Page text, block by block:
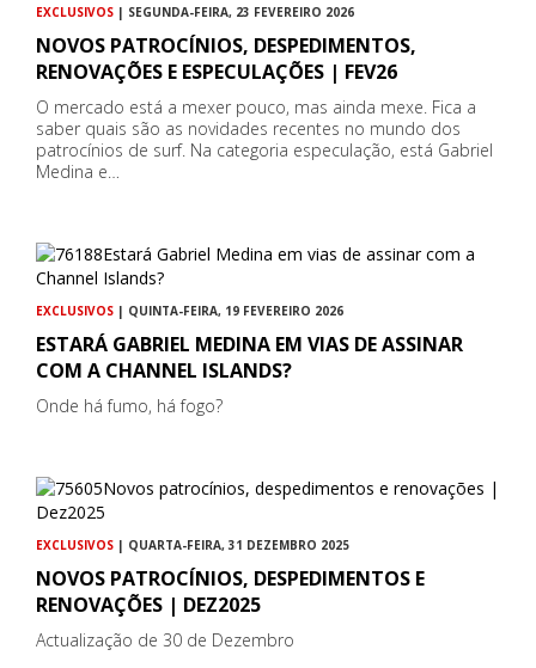
EXCLUSIVOS | SEGUNDA-FEIRA, 23 FEVEREIRO 2026
NOVOS PATROCÍNIOS, DESPEDIMENTOS,
RENOVAÇÕES E ESPECULAÇÕES | FEV26
O mercado está a mexer pouco, mas ainda mexe. Fica a
saber quais são as novidades recentes no mundo dos
patrocínios de surf. Na categoria especulação, está Gabriel
Medina e…
EXCLUSIVOS | QUINTA-FEIRA, 19 FEVEREIRO 2026
ESTARÁ GABRIEL MEDINA EM VIAS DE ASSINAR
COM A CHANNEL ISLANDS?
Onde há fumo, há fogo?
EXCLUSIVOS | QUARTA-FEIRA, 31 DEZEMBRO 2025
NOVOS PATROCÍNIOS, DESPEDIMENTOS E
RENOVAÇÕES | DEZ2025
Actualização de 30 de Dezembro